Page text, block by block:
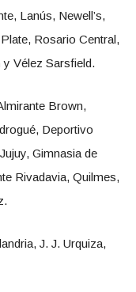
Lanús, Newell’s,
Rosario Central,
Vélez Sarsfield.
Brown,
Deportivo
Gimnasia de
Rivadavia, Quilmes,
J. J. Urquiza,